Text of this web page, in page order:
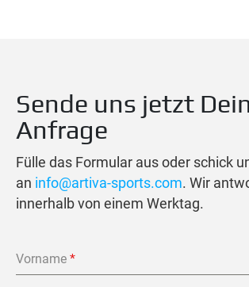
Sende uns jetzt
Anfrage
Fülle das Formular aus oder schick
an info@artiva-sports.com. Wir
innerhalb von einem Werktag.
Vorname *